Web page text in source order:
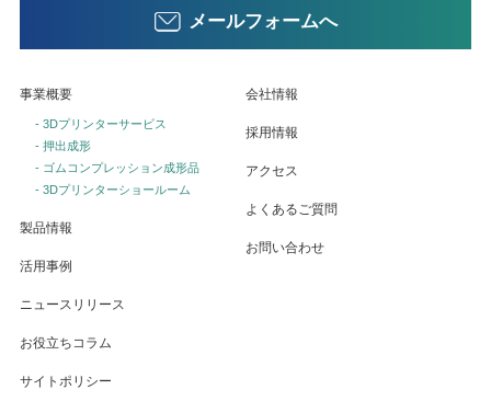
メールフォームへ
事業概要
- 3Dプリンターサービス
- 押出成形
- ゴムコンプレッション成形品
- 3Dプリンターショールーム
製品情報
活用事例
ニュースリリース
お役立ちコラム
会社情報
採用情報
アクセス
よくあるご質問
お問い合わせ
サイトポリシー